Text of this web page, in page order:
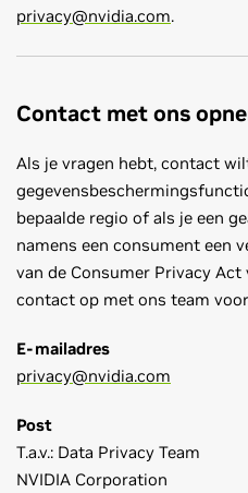
privacy@nvidia.com.
Contact met ons
Als je vragen hebt, contact
bepaalde regio of als je een
namens een consument een
van de Consumer Privacy Act
contact op met ons team
E-mailadres
privacy@nvidia.com
Post
T.a.v.: Data Privacy Team
NVIDIA Corporation